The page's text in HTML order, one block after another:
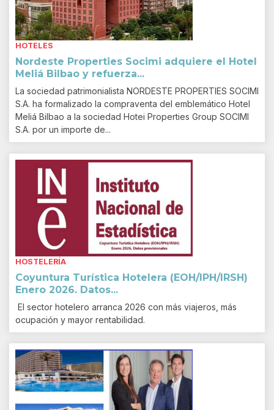
HOTELES
Nordeste Properties Socimi adquiere el Hotel
Meliá Bilbao y refuerza...
La sociedad patrimonialista NORDESTE PROPERTIES SOCIMI
S.A. ha formalizado la compraventa del emblemático Hotel
Meliá Bilbao a la sociedad Hotei Properties Group SOCIMI
S.A. por un importe de...
HOSTELERÍA
Coyuntura Turística Hotelera (EOH/IPH/IRSH)
Enero 2026. Datos...
El sector hotelero arranca 2026 con más viajeros, más
ocupación y mayor rentabilidad.